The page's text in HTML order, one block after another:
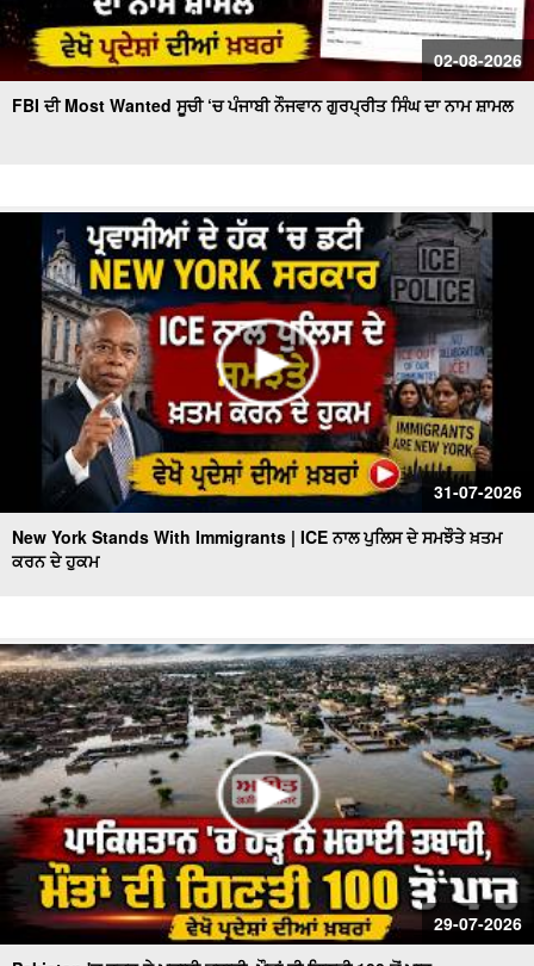
02-08-2026
FBI ਦੀ Most Wanted ਸੂਚੀ ‘ਚ ਪੰਜਾਬੀ ਨੌਜਵਾਨ ਗੁਰਪ੍ਰੀਤ ਸਿੰਘ ਦਾ ਨਾਮ ਸ਼ਾਮਲ
31-07-2026
New York Stands With Immigrants | ICE ਨਾਲ ਪੁਲਿਸ ਦੇ ਸਮਝੌਤੇ ਖ਼ਤਮ
ਕਰਨ ਦੇ ਹੁਕਮ
29-07-2026